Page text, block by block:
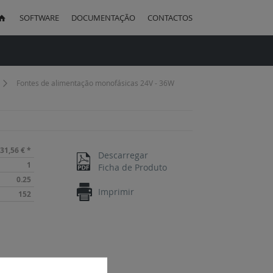
SOFTWARE DOCUMENTAÇÃO CONTACTOS
Fontes de alimentação monofásicas 24V - 36W
€ *
1
0.25
152
Descarregar
Ficha de Produto
Imprimir